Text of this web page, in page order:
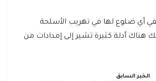
نفي أي ضلوع لها في تهريب الأسلحة
هناك أدلة كثيرة تشير إلى إمدادات من
الخبر السابق